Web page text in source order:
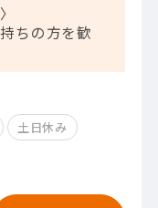
ちの方を歓
土日休み